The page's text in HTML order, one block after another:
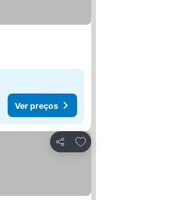
Ver preços
Partilhar
Adicionar aos favoritos